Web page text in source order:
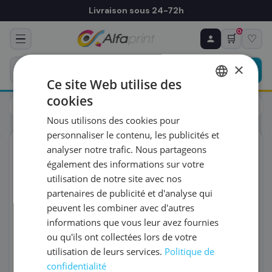
Livraison sous 24-72h
🛒
0
♡
Toners
Samsung
ORIGINAL
♻ COMMANDE RÉCURRENTE
Prévoyez & économisez
Programmez votre prochain achat — notre équipe
vous prépare un devis personnalisé
RÉFÉRENCE DU PRODUIT
FRÉQUENCE
QUANTITÉ PAR LIVRAISON
DATE DE PREMIÈRE LIVRAISON SOUHAITÉE
×
Ce site Web utilise des
cookies
Nous utilisons des cookies pour
personnaliser le contenu, les publicités et
analyser notre trafic. Nous partageons
également des informations sur votre
utilisation de notre site avec nos
partenaires de publicité et d'analyse qui
peuvent les combiner avec d'autres
informations que vous leur avez fournies
ou qu'ils ont collectées lors de votre
utilisation de leurs services. Politique de
confidentialité